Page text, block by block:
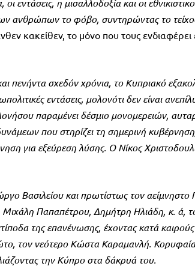
η μισαλλοδοξία και οι
ανθρώπων το φόβο, συντηρώντας το τείχος
κακείθεν, το μόνο που τους ενδιαφέρει
πενήντα σχεδόν χρόνια, το Κυπριακό
εντάσεις, μολονότι δεν είναι
παραμένει δέσμιο μονομερειών,
που στηρίζει τη σημερινή κυβέρνηση,
για εξεύρεση λύσης. Ο Νίκος
Βασιλείου και πρωτίστως τον αείμνηστο
Παπαπέτρου, Δημήτρη Ηλιάδη, κ. ά,
της επανένωσης, έχοντας κατά
τον νεότερο Κώστα Καραμανλή.
την Κύπρο στα δάκρυά του.